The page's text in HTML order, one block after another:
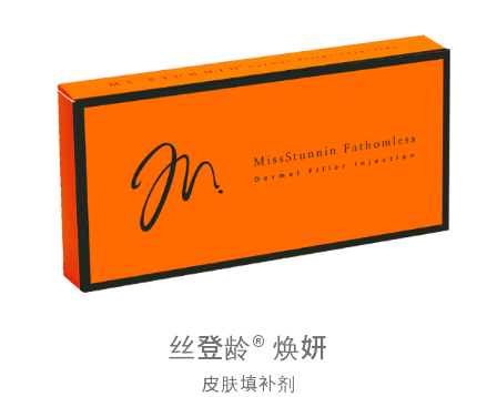
丝登龄® 焕妍
皮肤填补剂